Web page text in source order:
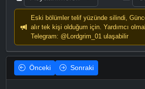
Eski bölümler telif yüzünde silindi,
alır tek kişi olduğum için. Yardımcı
Telegram: @Lordgrim_01 ulaşabilir
Önceki Sonraki